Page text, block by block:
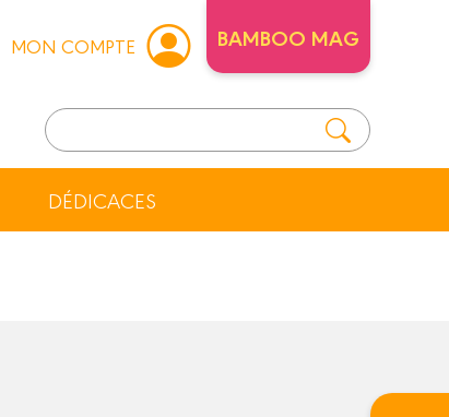
MON COMPTE BAMBOO MAG
DÉDICACES